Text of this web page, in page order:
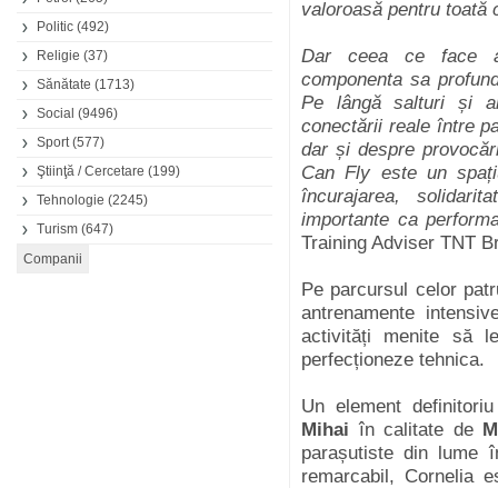
Politic (492)
Religie (37)
Sănătate (1713)
Social (9496)
Sport(577)
Ştiinţă / Cercetare (199)
Tehnologie (2245)
Turism (647)
valoroasă pentru toată
Dar ceea ce face
componenta sa
Pe lângă salturi și
conectării reale între
dar și despre
Can Fly este un
încurajarea,
importante ca
Training Adviser TNT
Pe parcursul celor
antrenamente
activități menite să
perfecționeze tehnica.
Un element
Mihai în calitate de
parașutiste din lume
remarcabil, Cornelia